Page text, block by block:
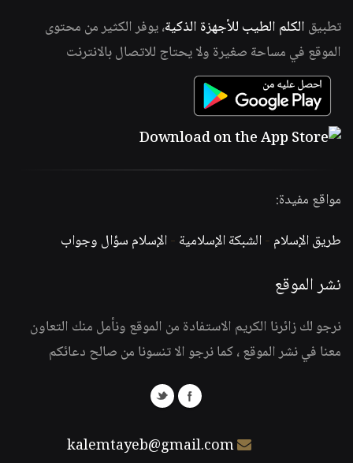
تطبيق الكلم الطيب للأجهزة الذكية، يوفر الكثير من محتوى
الموقع في مساحة صغيرة ولا يحتاج للاتصال بالانترنت
مواقع مفيدة:
طريق الإسلام -الشبكة الإسلامية -الإسلام سؤال وجواب
نشر الموقع
نرجو لك زائرنا الكريم الاستفادة من الموقع ونأمل منك التعاون
معنا في نشر الموقع ، كما نرجو الا تنسونا من صالح دعائكم
kalemtayeb@gmail.com